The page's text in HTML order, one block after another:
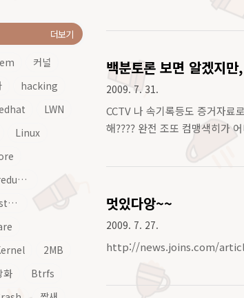
더보기
커널
hacking
LWN
Linux
coredump
filesystem
2MB
화
Btrfs
백분토론 보면 알겠지만,
2009. 7. 31.
CCTV 나 속기록등도 증거자료
해???? 완전 조또 컴맹색히가
멋있다앙~~
2009. 7. 27.
http://news.joins.com/